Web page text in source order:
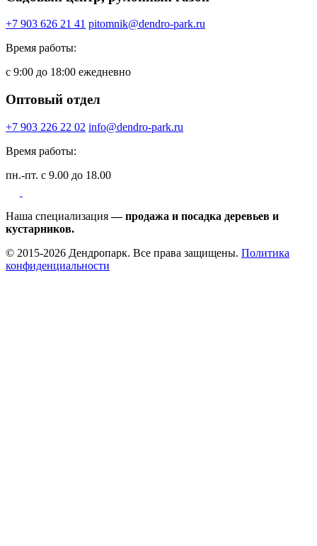
+7 903 626 21 41 pitomnik@dendro-park.ru
Время работы:
с 9:00 до 18:00 ежедневно
Оптовый отдел
+7 903 226 22 02 info@dendro-park.ru
Время работы:
пн.-пт. с 9.00 до 18.00
Наша специализация— продажа и посадка деревьев и
кустарников.
© 2015-2026 Дендропарк. Все права защищены. Политика
конфиденциальности